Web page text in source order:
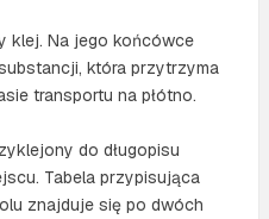
klej. Na jego końcówce
która przytrzyma
transportu na płótno.
do długopisu
Tabela przypisująca
znajduje się po dwóch